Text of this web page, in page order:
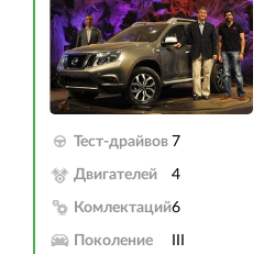
Тест-драйвов 7
Двигателей 4
Комлектаций6
Поколение